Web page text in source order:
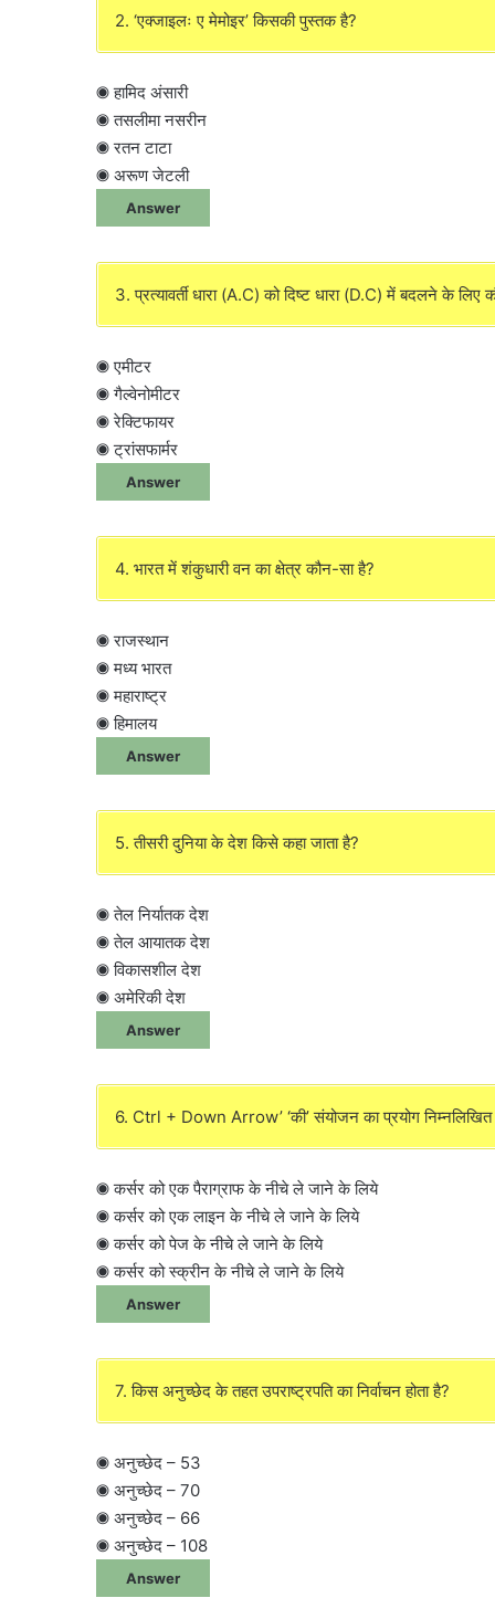
2. ‘एक्जाइलः ए मेमोइर’ किसकी पुस्तक है?
◉ हामिद अंसारी
◉ तसलीमा नसरीन
◉ रतन टाटा
◉ अरूण जेटली
Answer
3. प्रत्यावर्ती धारा (A.C) को दिष्ट धारा (D.C) में बदलने के
◉ एमीटर
◉ गैल्वेनोमीटर
◉ रेक्टिफायर
◉ ट्रांसफार्मर
Answer
4. भारत में शंकुधारी वन का क्षेत्र कौन-सा है?
◉ राजस्थान
◉ मध्य भारत
◉ महाराष्ट्र
◉ हिमालय
Answer
5. तीसरी दुनिया के देश किसे कहा जाता है?
◉ तेल निर्यातक देश
◉ तेल आयातक देश
◉ विकासशील देश
◉ अमेरिकी देश
Answer
6. Ctrl + Down Arrow’ ‘की’ संयोजन का प्रयोग
◉ कर्सर को एक पैराग्राफ के नीचे ले जाने के लिये
◉ कर्सर को एक लाइन के नीचे ले जाने के लिये
◉ कर्सर को पेज के नीचे ले जाने के लिये
◉ कर्सर को स्क्रीन के नीचे ले जाने के लिये
Answer
7. किस अनुच्छेद के तहत उपराष्ट्रपति का निर्वाचन होता है?
◉ अनुच्छेद – 53
◉ अनुच्छेद – 70
◉ अनुच्छेद – 66
◉ अनुच्छेद – 108
Answer